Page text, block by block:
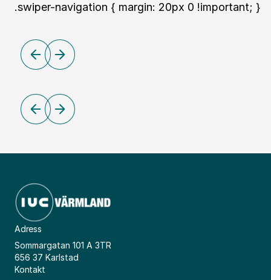
.swiper-navigation { margin: 20px 0 !important; }
Adress
Sommargatan 101 A 3TR
656 37 Karlstad
Kontakt